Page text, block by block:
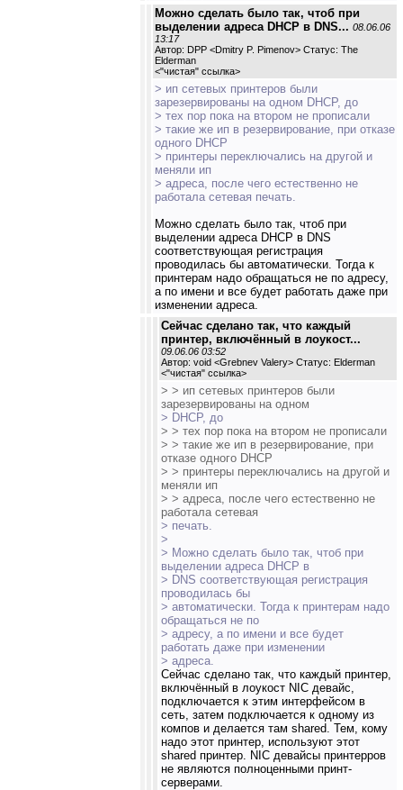
Можно сделать было так, чтоб при
выделении адреса DHCP в DNS... 08.06.06
13:17
Автор: DPP <Dmitry P. Pimenov> Статус: The
Elderman
<"чистая" ссылка>
> ип сетевых принтеров были
зарезервированы на одном DHCP, до
> тех пор пока на втором не прописали
> такие же ип в резервирование, при отказе
одного DHCP
> принтеры переключались на другой и
меняли ип
> адреса, после чего естественно не
работала сетевая печать.
Можно сделать было так, чтоб при
выделении адреса DHCP в DNS
соответствующая регистрация
проводилась бы автоматически. Тогда к
принтерам надо обращаться не по адресу,
а по имени и все будет работать даже при
изменении адреса.
Сейчас сделано так, что каждый
принтер, включённый в лоукост...
09.06.06 03:52
Автор: void <Grebnev Valery> Статус: Elderman
<"чистая" ссылка>
> > ип сетевых принтеров были
зарезервированы на одном
> DHCP, до
> > тех пор пока на втором не прописали
> > такие же ип в резервирование, при
отказе одного DHCP
> > принтеры переключались на другой и
меняли ип
> > адреса, после чего естественно не
работала сетевая
> печать.
>
> Можно сделать было так, чтоб при
выделении адреса DHCP в
> DNS соответствующая регистрация
проводилась бы
> автоматически. Тогда к принтерам надо
обращаться не по
> адресу, а по имени и все будет
работать даже при изменении
> адреса.
Сейчас сделано так, что каждый принтер,
включённый в лоукост NIC девайс,
подключается к этим интерфейсом в
сеть, затем подключается к одному из
компов и делается там shared. Тем, кому
надо этот принтер, используют этот
shared принтер. NIC девайсы принтерров
не являются полноценными принт-
серверами.